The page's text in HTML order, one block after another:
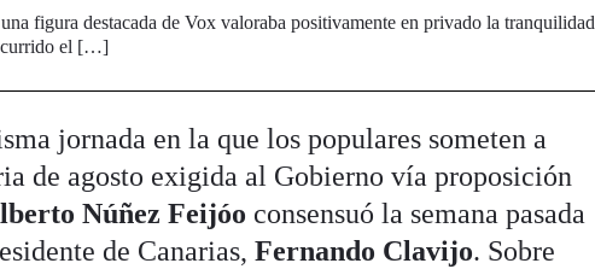
figura destacada de Vox valoraba positivamente en privado la tranquilidad
el […]
jornada en la que los populares someten a
de agosto exigida al Gobierno vía proposición
Núñez Feijóo consensuó la semana pasada
de Canarias,Fernando Clavijo. Sobre